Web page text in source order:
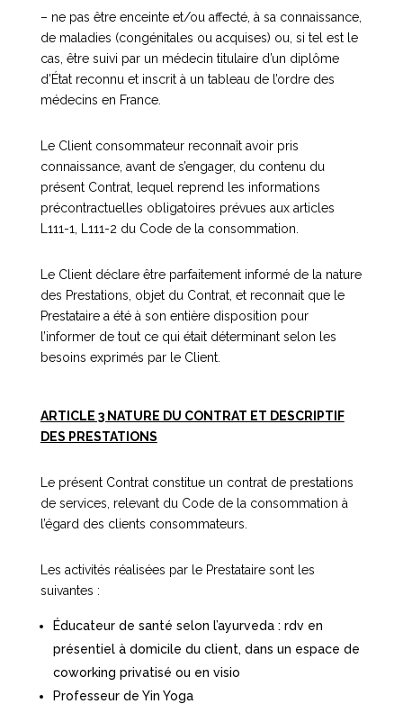
– ne pas être enceinte et/ou affecté, à sa connaissance,
de maladies (congénitales ou acquises) ou, si tel est le
cas, être suivi par un médecin titulaire d’un diplôme
d’État reconnu et inscrit à un tableau de l’ordre des
médecins en France.
Le Client consommateur reconnaît avoir pris
connaissance, avant de s’engager, du contenu du
présent Contrat, lequel reprend les informations
précontractuelles obligatoires prévues aux articles
L111-1, L111-2 du Code de la consommation.
Le Client déclare être parfaitement informé de la nature
des Prestations, objet du Contrat, et reconnait que le
Prestataire a été à son entière disposition pour
l’informer de tout ce qui était déterminant selon les
besoins exprimés par le Client.
ARTICLE 3 NATURE DU CONTRAT ET DESCRIPTIF
DES PRESTATIONS
Le présent Contrat constitue un contrat de prestations
de services, relevant du Code de la consommation à
l’égard des clients consommateurs.
Les activités réalisées par le Prestataire sont les
suivantes :
Éducateur de santé selon l’ayurveda : rdv en
présentiel à domicile du client, dans un espace de
coworking privatisé ou en visio
Professeur de Yin Yoga